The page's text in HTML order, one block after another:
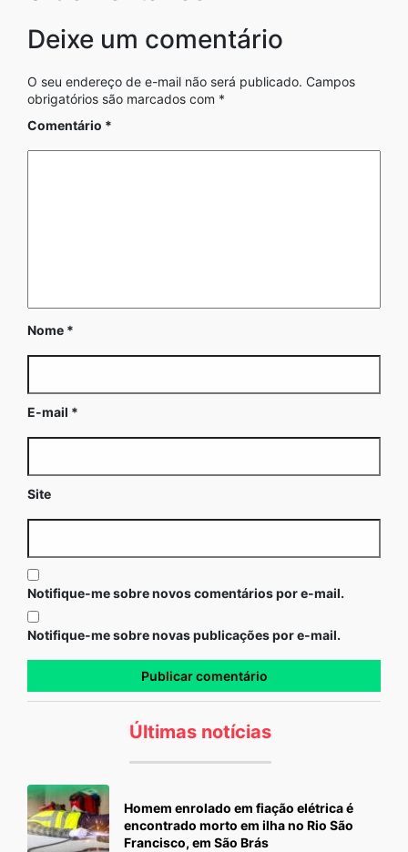
Deixe um comentário
O seu endereço de e-mail não será publicado. Campos
obrigatórios são marcados com *
Comentário *
Nome *
E-mail *
Site
Notifique-me sobre novos comentários por e-mail.
Notifique-me sobre novas publicações por e-mail.
Últimas notícias
Homem enrolado em fiação elétrica é
encontrado morto em ilha no Rio São
Francisco, em São Brás